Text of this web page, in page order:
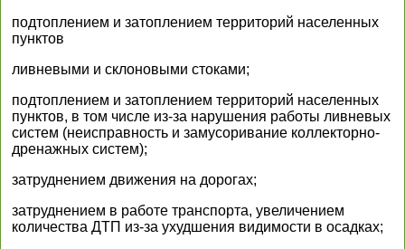
подтоплением и затоплением территорий населенных
пунктов
ливневыми и склоновыми стоками;
подтоплением и затоплением территорий населенных
пунктов, в том числе из-за нарушения работы ливневых
систем (неисправность и замусоривание коллекторно-
дренажных систем);
затруднением движения на дорогах;
затруднением в работе транспорта, увеличением
количества ДТП из-за ухудшения видимости в осадках;